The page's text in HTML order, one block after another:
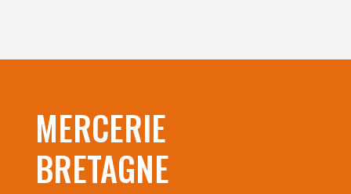
MERCERIE
BRETAGNE